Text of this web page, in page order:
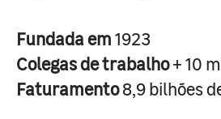
Fundada em1923
Colegas de trabalho+ 10
Faturamento8,9 bilhões